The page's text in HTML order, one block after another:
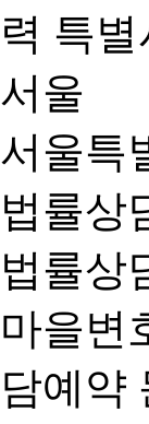
서울특
법률상
법률상
마을변
담예약